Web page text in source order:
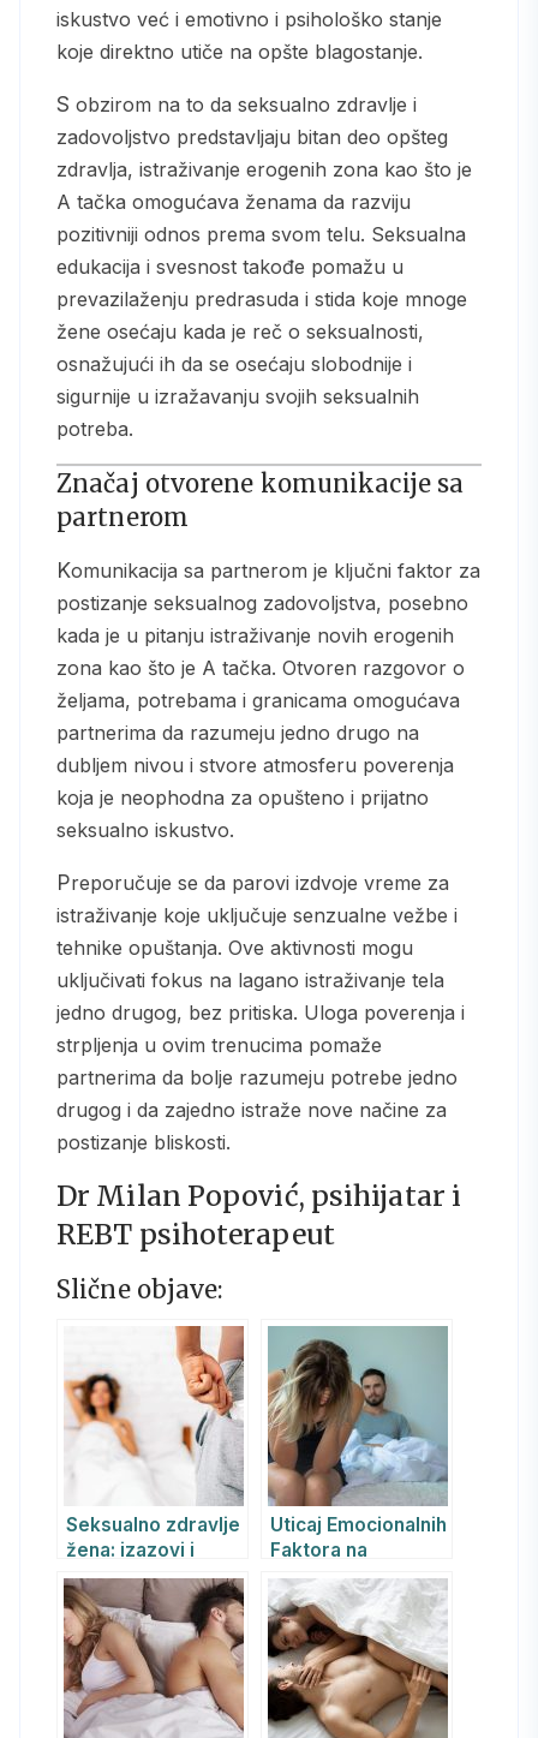
iskustvo već i emotivno i psihološko stanje
koje direktno utiče na opšte blagostanje.
S obzirom na to da seksualno zdravlje i
zadovoljstvo predstavljaju bitan deo opšteg
zdravlja, istraživanje erogenih zona kao što je
A tačka omogućava ženama da razviju
pozitivniji odnos prema svom telu. Seksualna
edukacija i svesnost takođe pomažu u
prevazilaženju predrasuda i stida koje mnoge
žene osećaju kada je reč o seksualnosti,
osnažujući ih da se osećaju slobodnije i
sigurnije u izražavanju svojih seksualnih
potreba.
Značaj otvorene komunikacije sa
partnerom
Komunikacija sa partnerom je ključni faktor za
postizanje seksualnog zadovoljstva, posebno
kada je u pitanju istraživanje novih erogenih
zona kao što je A tačka. Otvoren razgovor o
željama, potrebama i granicama omogućava
partnerima da razumeju jedno drugo na
dubljem nivou i stvore atmosferu poverenja
koja je neophodna za opušteno i prijatno
seksualno iskustvo.
Preporučuje se da parovi izdvoje vreme za
istraživanje koje uključuje senzualne vežbe i
tehnike opuštanja. Ove aktivnosti mogu
uključivati fokus na lagano istraživanje tela
jedno drugog, bez pritiska. Uloga poverenja i
strpljenja u ovim trenucima pomaže
partnerima da bolje razumeju potrebe jedno
drugog i da zajedno istraže nove načine za
postizanje bliskosti.
Dr Milan Popović, psihijatar i
REBT psihoterapeut
Slične objave:
Seksualno zdravlje
žena: izazovi i
rešenja kroz
psihoterapiju
Uticaj Emocionalnih
Faktora na
Seksualno Zdravlje:
Kako Psihoterapija
Može Pomoći